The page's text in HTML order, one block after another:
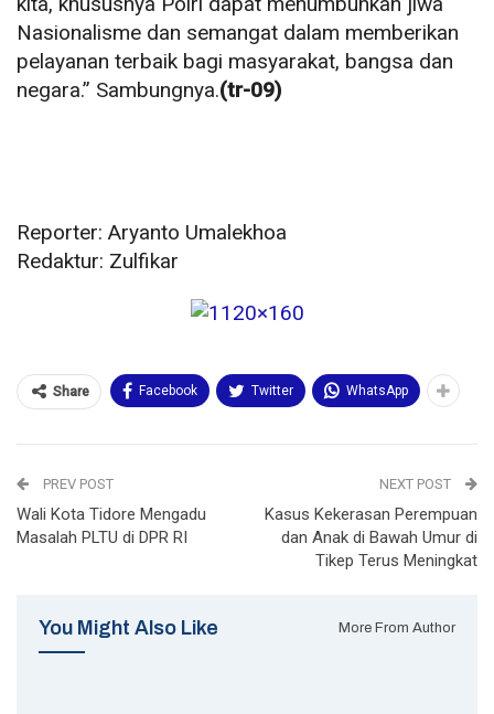
Nasionalisme dan semangat dalam memberikan
pelayanan terbaik bagi masyarakat, bangsa dan
negara.” Sambungnya.(tr-09)
Reporter: Aryanto Umalekhoa
Redaktur: Zulfikar
Share Facebook Twitter WhatsApp
PREV POST
Wali Kota Tidore Mengadu
Masalah PLTU di DPR RI
NEXT POST
Kasus Kekerasan Perempuan
dan Anak di Bawah Umur di
Tikep Terus Meningkat
You Might Also Like More From Author